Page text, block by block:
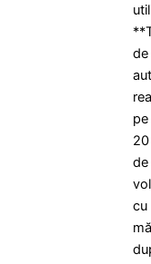
de
pe
20
de
cu